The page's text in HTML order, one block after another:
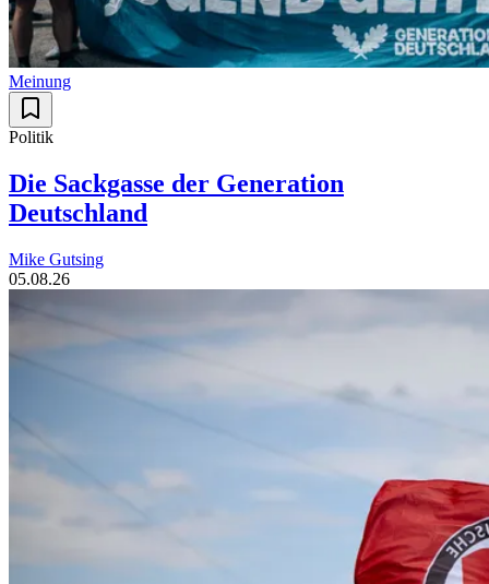
Meinung
Politik
Die Sackgasse der Generation
Deutschland
Mike Gutsing
05.08.26